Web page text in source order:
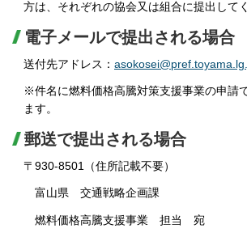
方は、それぞれの協会又は組合に提出して
電子メールで提出される場合
送付先アドレス：
※件名に燃料価格高騰対策支援事業の申請
ます。
郵送で提出される場合
〒930-8501（住所記載不要）
富山県 交通戦略企画課
燃料価格高騰支援事業 担当 宛